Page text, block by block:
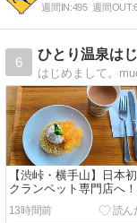
週間IN:495 週間OUT:
6
ひとり温泉は
【渋峠・横手山】日本
クランペット専門店へ
跡の晴れ間とパリピなカ
シカ｜万座温泉ひとり旅
13時間前